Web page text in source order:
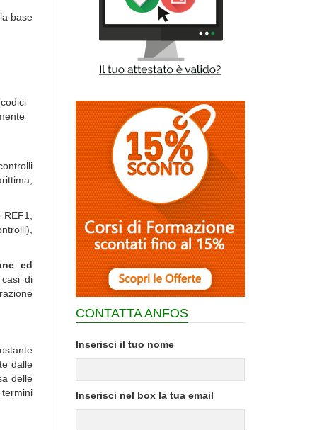
base
ed
di
dalle
delle
CONTATTA ANFOS
Inserisci il tuo nome
Inserisci nel box la tua email